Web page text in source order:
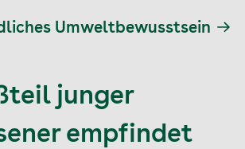
Umweltbewusstsein
junger
empfindet